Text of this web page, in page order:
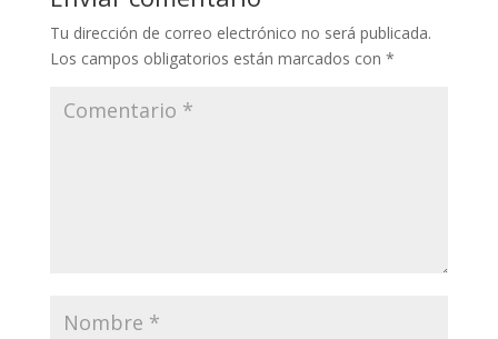
Tu dirección de correo electrónico no será publicada.
Los campos obligatorios están marcados con *